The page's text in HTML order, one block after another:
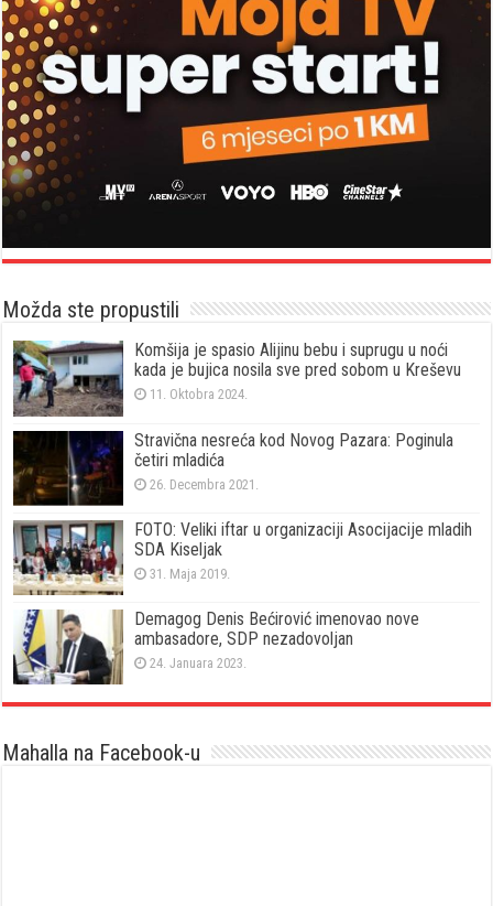
Možda ste propustili
Komšija je spasio Alijinu bebu i suprugu u noći
kada je bujica nosila sve pred sobom u Kreševu
11. Oktobra 2024.
Stravična nesreća kod Novog Pazara: Poginula
četiri mladića
26. Decembra 2021.
FOTO: Veliki iftar u organizaciji Asocijacije mladih
SDA Kiseljak
31. Maja 2019.
Demagog Denis Bećirović imenovao nove
ambasadore, SDP nezadovoljan
24. Januara 2023.
Mahalla na Facebook-u